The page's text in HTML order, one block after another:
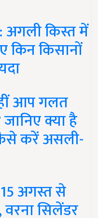
अगली किस्त में
किन किसानों
आप गलत
क्या है
करें असली-
15 अगस्त से
सिलेंडर